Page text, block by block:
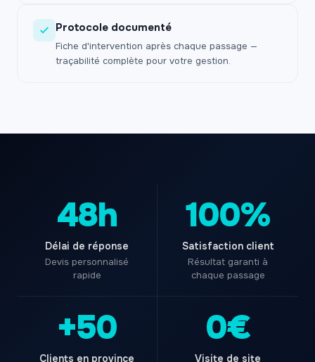
Protocole documenté
Fiche d'intervention après chaque passage —
traçabilité complète pour votre gestion.
48h
Délai de réponse
Devis personnalisé
rapide
100%
Satisfaction client
Résultat garanti à
chaque passage
+50
Clients en province
0€
Visite de site